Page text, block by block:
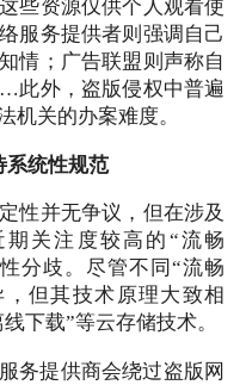
些资源仅供个人观看使
服务提供者则强调自己
情；广告联盟则声称自
此外，盗版侵权中普遍
机关的办案难度。
统性规范
并无争议，但在涉及
关注度较高的“流畅
分歧。尽管不同“流畅
但其技术原理大致相
下载”等云存储技术。
提供商会绕过盗版网